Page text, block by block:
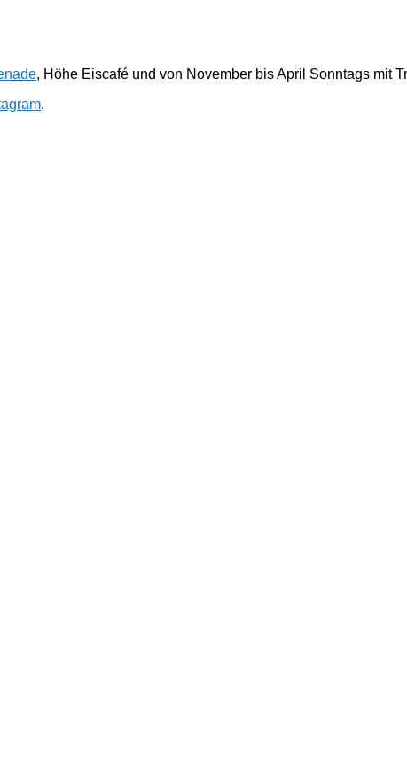
, Höhe Eiscafé und von November bis April Sonntags mit
.